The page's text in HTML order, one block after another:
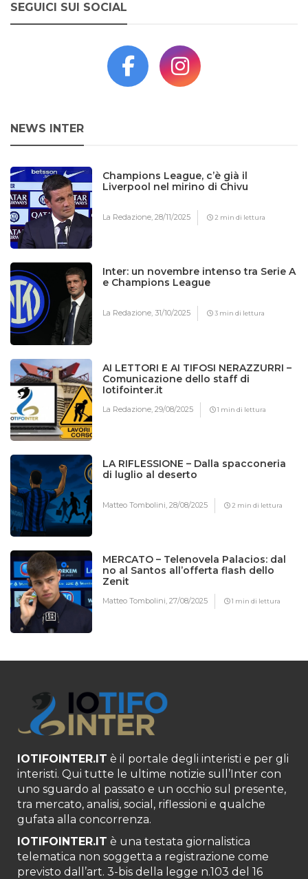
SEGUICI SUI SOCIAL
NEWS INTER
Champions League, c’è già il
Liverpool nel mirino di Chivu
La Redazione,28/11/2025 2 min di lettura
Inter: un novembre intenso tra Serie A
e Champions League
La Redazione,31/10/2025 3 min di lettura
AI LETTORI E AI TIFOSI NERAZZURRI –
Comunicazione dello staff di
Iotifointer.it
La Redazione,29/08/2025 1 min di lettura
LA RIFLESSIONE – Dalla spacconeria
di luglio al deserto
Matteo Tombolini,28/08/2025 2 min di lettura
MERCATO – Telenovela Palacios: dal
no al Santos all’offerta flash dello
Zenit
Matteo Tombolini,27/08/2025 1 min di lettura
IOTIFOINTER.IT è il portale degli interisti e per gli
interisti. Qui tutte le ultime notizie sull’Inter con
uno sguardo al passato e un occhio sul presente,
tra mercato, analisi, social, riflessioni e qualche
gufata alla concorrenza.
IOTIFOINTER.IT è una testata giornalistica
telematica non soggetta a registrazione come
previsto dall’art. 3-bis della legge n.103 del 16